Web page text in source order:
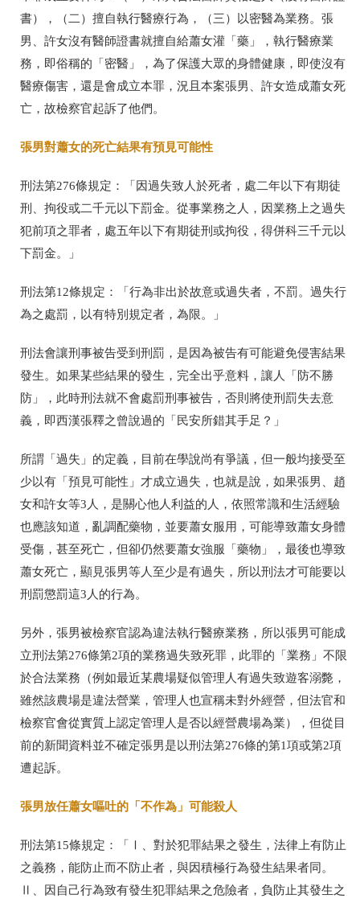
書），（二）擅自執行醫療行為，（三）以密醫為業務。張
男、許女沒有醫師證書就擅自給蕭女灌「藥」，執行醫療業
務，即俗稱的「密醫」，為了保護大眾的身體健康，即使沒有
醫療傷害，還是會成立本罪，況且本案張男、許女造成蕭女死
亡，故檢察官起訴了他們。
張男對蕭女的死亡結果有預見可能性
刑法第276條規定：「因過失致人於死者，處二年以下有期徒
刑、拘役或二千元以下罰金。從事業務之人，因業務上之過失
犯前項之罪者，處五年以下有期徒刑或拘役，得併科三千元以
下罰金。」
刑法第12條規定：「行為非出於故意或過失者，不罰。過失行
為之處罰，以有特別規定者，為限。」
刑法會讓刑事被告受到刑罰，是因為被告有可能避免侵害結果
發生。如果某些結果的發生，完全出乎意料，讓人「防不勝
防」，此時刑法就不會處罰刑事被告，否則將使刑罰失去意
義，即西漢張釋之曾說過的「民安所錯其手足？」
所謂「過失」的定義，目前在學說尚有爭議，但一般均接受至
少以有「預見可能性」才成立過失，也就是說，如果張男、趙
女和許女等3人，是關心他人利益的人，依照常識和生活經驗
也應該知道，亂調配藥物，並要蕭女服用，可能導致蕭女身體
受傷，甚至死亡，但卻仍然要蕭女強服「藥物」，最後也導致
蕭女死亡，顯見張男等人至少是有過失，所以刑法才可能要以
刑罰懲罰這3人的行為。
另外，張男被檢察官認為違法執行醫療業務，所以張男可能成
立刑法第276條第2項的業務過失致死罪，此罪的「業務」不限
於合法業務（例如最近某農場疑似管理人有過失致遊客溺斃，
雖然該農場是違法營業，管理人也宣稱未對外經營，但法官和
檢察官會從實質上認定管理人是否以經營農場為業），但從目
前的新聞資料並不確定張男是以刑法第276條的第1項或第2項
遭起訴。
張男放任蕭女嘔吐的「不作為」可能殺人
刑法第15條規定：「Ⅰ、對於犯罪結果之發生，法律上有防止
之義務，能防止而不防止者，與因積極行為發生結果者同。
Ⅱ、因自己行為致有發生犯罪結果之危險者，負防止其發生之